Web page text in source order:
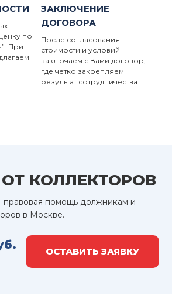
по
При
ЗАКЛЮЧЕНИЕ
ДОГОВОРА
После согласования
стоимости и условий
заключаем с Вами договор,
где четко закрепляем
результат сотрудничества
КОЛЛЕКТОРОВ
правовая помощь должникам и
в Москве.
ОСТАВИТЬ ЗАЯВКУ